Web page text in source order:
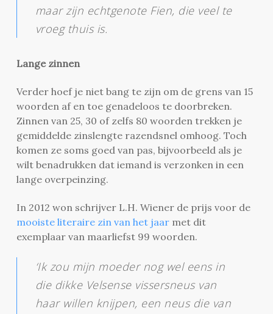
maar zijn echtgenote Fien, die veel te
vroeg thuis is.
Lange zinnen
Verder hoef je niet bang te zijn om de grens van 15
woorden af en toe genadeloos te doorbreken.
Zinnen van 25, 30 of zelfs 80 woorden trekken je
gemiddelde zinslengte razendsnel omhoog. Toch
komen ze soms goed van pas, bijvoorbeeld als je
wilt benadrukken dat iemand is verzonken in een
lange overpeinzing.
In 2012 won schrijver L.H. Wiener de prijs voor de
mooiste literaire zin van het jaarmet dit
exemplaar van maarliefst 99 woorden.
‘Ik zou mijn moeder nog wel eens in
die dikke Velsense vissersneus van
haar willen knijpen, een neus die van